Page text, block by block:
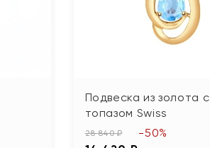
Подвеска из золота с
топазом Swiss
28 840 ₽ -50%